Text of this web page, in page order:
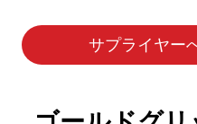
サプライヤー